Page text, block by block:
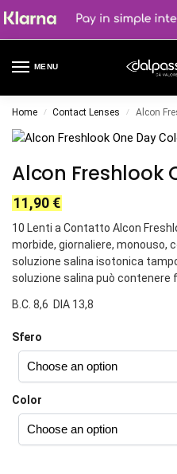
MENU
Home / Contact Lenses / Alcon
Alcon Freshlook
11,90 €
10 Lenti a Contatto Alcon
morbide, giornaliere, monouso,
soluzione salina isotonica
soluzione salina può contenere
B.C. 8,6 DIA 13,8
Sfero
Color